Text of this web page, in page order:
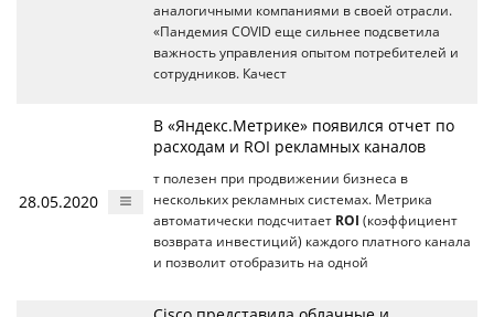
аналогичными компаниями в своей отрасли.
«Пандемия COVID еще сильнее подсветила
важность управления опытом потребителей и
сотрудников. Качест
28.05.2020
В «Яндекс.Метрике» появился отчет по
расходам и ROI рекламных каналов
т полезен при продвижении бизнеса в
нескольких рекламных системах. Метрика
автоматически подсчитает ROI (коэффициент
возврата инвестиций) каждого платного канала
и позволит отобразить на одной